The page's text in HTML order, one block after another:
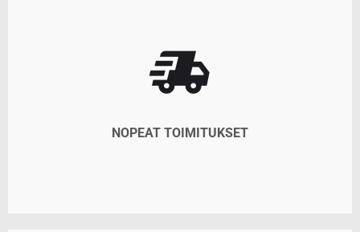
NOPEAT TOIMITUKSET